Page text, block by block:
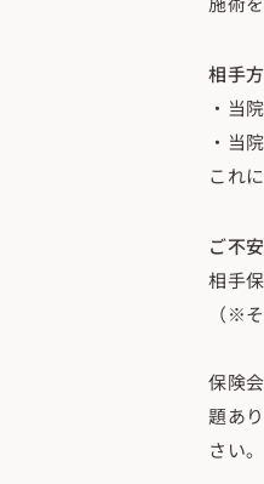
相手
・当
・当
これ
ご不
相手
（※
保険
題あ
さい。